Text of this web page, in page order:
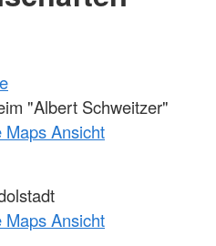
"Albert Schweitzer"
Maps Ansicht
Maps Ansicht